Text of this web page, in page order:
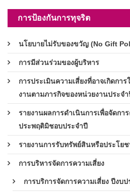
การป้องกันการทุจริต
นโยบายไม่รับของขวัญ (No Gift
การมีส่วนร่วมของผู้บริหาร
การประเมินความเสี่ยงที่อาจเกิดกา
งานตามภารกิจของหน่วยงานประจ
รายงานผลการดำเนินการเพื่อจัดกา
ประพฤติมิชอบประจำปี
รายงานการรับทรัพย์สินหรือประโย
การบริหารจัดการความเสี่ยง
การบริการจัดการความเสี่ยง ปีงบ